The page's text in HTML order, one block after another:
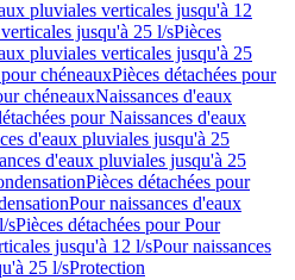
pluviales verticales jusqu'à 12
jusqu'à 25 l/sPièces
pluviales verticales jusqu'à 25
chéneauxPièces détachées pour
chéneauxNaissances d'eaux
pour Naissances d'eaux
d'eaux pluviales jusqu'à 25
d'eaux pluviales jusqu'à 25
Pièces détachées pour
Pour naissances d'eaux
sPièces détachées pour Pour
jusqu'à 12 l/sPour naissances
25 l/sProtection